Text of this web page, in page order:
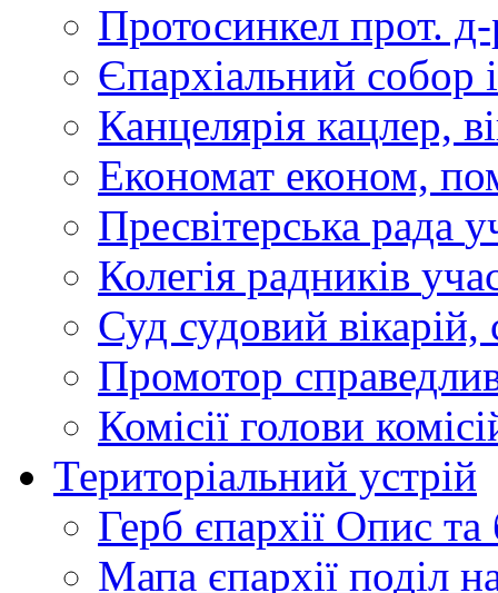
Протосинкел прот.
Єпархіальний собор
Канцелярія кацлер,
Економат економ,
Пресвітерська рада
Колегія радників
Суд судовий вікарій,
Промотор
Комісії голови
Територіальний устрій
Герб єпархії Опис та
Мапа єпархії поділ